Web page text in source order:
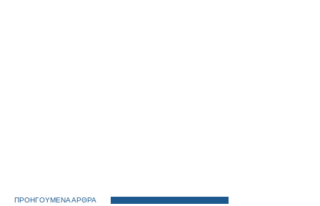
ΠΡΟΗΓΟΥΜΕΝΑ ΑΡΘΡΑ